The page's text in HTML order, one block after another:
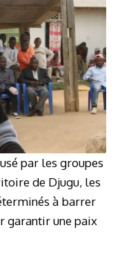
par les groupes
de Djugu, les
à barrer
garantir une paix